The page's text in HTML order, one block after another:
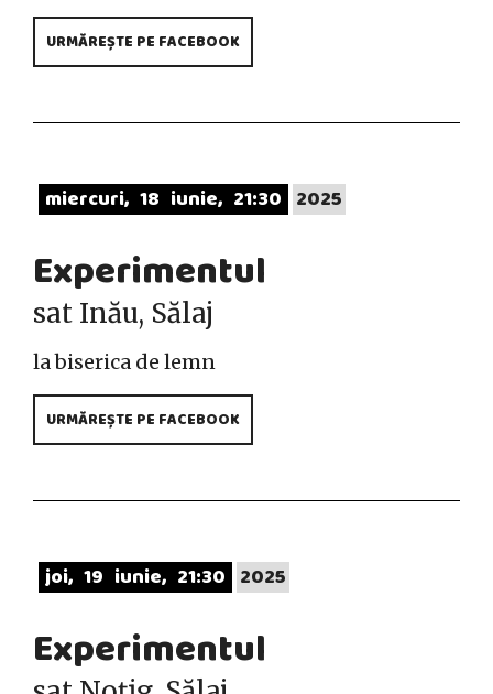
URMĂREȘTE PE FACEBOOK
miercuri 18 iunie 21:30 2025
Experimentul
sat Inău, Sălaj
la biserica de lemn
URMĂREȘTE PE FACEBOOK
joi 19 iunie 21:30 2025
Experimentul